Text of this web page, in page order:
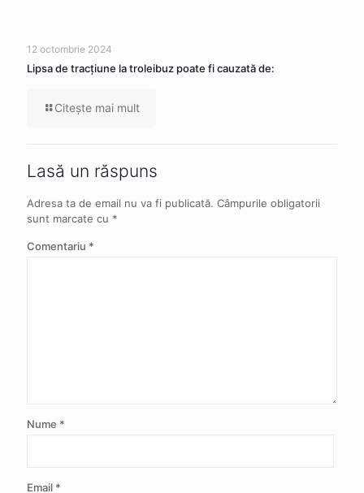
12 octombrie 2024
Lipsa de tracţiune la troleibuz poate fi cauzată de:
Citeşte mai mult
Lasă un răspuns
Adresa ta de email nu va fi publicată. Câmpurile obligatorii
sunt marcate cu *
Comentariu *
Nume *
Email *